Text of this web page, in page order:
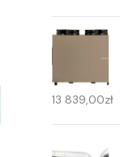
13 839,00zł